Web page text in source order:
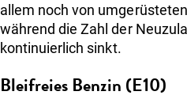
allem noch von
während die Zahl der
kontinuierlich sinkt.
Bleifreies Benzin (E10)